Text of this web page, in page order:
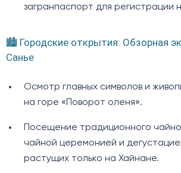
загранпаспорт для регистрации
🏙️ Городские открытия: Обзорная
Санье
Осмотр главных символов и
на горе «Поворот оленя».
Посещение традиционного
чайной церемонией и
растущих только на Хайнане.